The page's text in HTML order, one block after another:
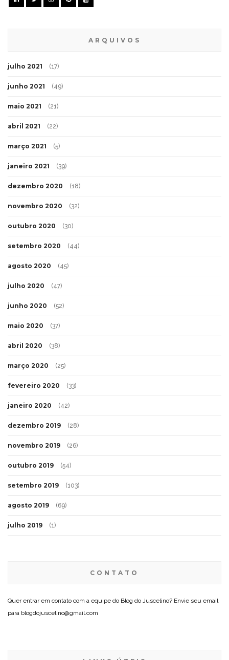
ARQUIVOS
julho 2021 (17)
junho 2021 (49)
maio 2021 (21)
abril 2021 (22)
março 2021 (5)
janeiro 2021 (39)
dezembro 2020 (18)
novembro 2020 (32)
outubro 2020 (30)
setembro 2020 (44)
agosto 2020 (45)
julho 2020 (47)
junho 2020 (52)
maio 2020 (37)
abril 2020 (38)
março 2020 (25)
fevereiro 2020 (33)
janeiro 2020 (42)
dezembro 2019 (28)
novembro 2019 (26)
outubro 2019 (54)
setembro 2019 (103)
agosto 2019 (69)
julho 2019 (1)
CONTATO
Quer entrar em contato com a equipe do Blog do Juscelino? Envie seu email
para blogdojuscelino@gmail.com